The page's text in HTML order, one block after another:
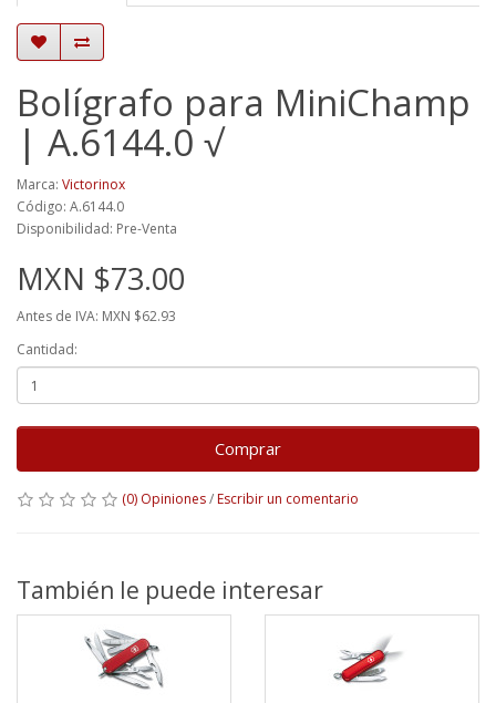
Bolígrafo para MiniChamp
| A.6144.0 √
Marca: Victorinox
Código: A.6144.0
Disponibilidad: Pre-Venta
MXN $73.00
Antes de IVA: MXN $62.93
Cantidad:
Comprar
(0) Opiniones/ Escribir un comentario
También le puede interesar